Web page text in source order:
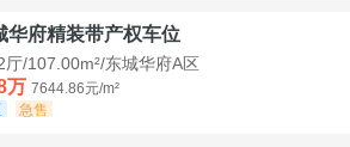
华府精装带产权车位
厅/107.00m²/东城华府A区
万 7644.86元/m²
急售